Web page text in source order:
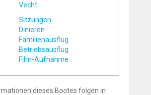
Vecht
Sitzungen
Dinieren
Familienausflug
Betriebsausflug
Film-Aufnahme
dieses Bootes folgen in